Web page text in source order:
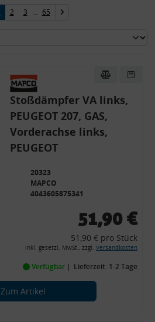
2 3 ... 65
Stoßdämpfer VA links,
PEUGEOT 207, GAS,
Vorderachse links,
PEUGEOT
20323
MAPCO
4043605875341
51,90 €
51,90 € pro Stück
inkl. gesetzl. MwSt., zzgl. Versandkosten
Verfügbar Lieferzeit: 1-2 Tage
Zum Artikel